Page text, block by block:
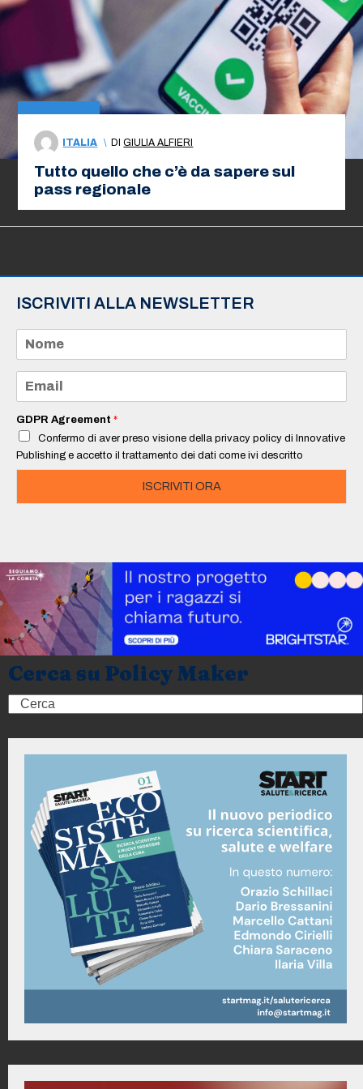
ITALIA \ DIGIULIA ALFIERI
Tutto quello che c’è da sapere sul
pass regionale
ISCRIVITI ALLA NEWSLETTER
m
e
a
i
*
GDPR Agreement *
Confermo di aver preso visione della privacy policy di Innovative
Publishing e accetto il trattamento dei dati come ivi descritto
ISCRIVITI ORA
Cerca su Policy Maker
Search